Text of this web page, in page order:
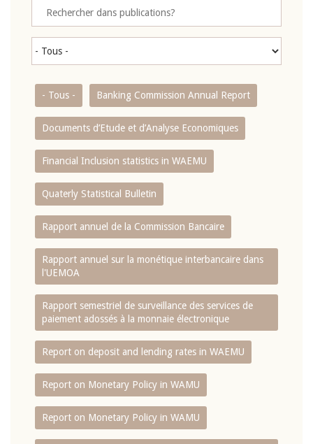
- Tous - Banking Commission Annual Report
Documents d’Etude et d’Analyse Economiques
Financial Inclusion statistics in WAEMU
Quaterly Statistical Bulletin
Rapport annuel de la Commission Bancaire
Rapport annuel sur la monétique interbancaire dans
l'UEMOA
Rapport semestriel de surveillance des services de
paiement adossés à la monnaie électronique
Report on deposit and lending rates in WAEMU
Report on Monetary Policy in WAMU
Report on Monetary Policy in WAMU